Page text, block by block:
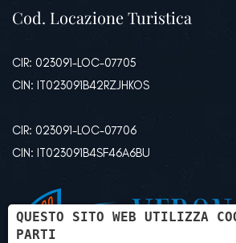
Cod. Locazione Turistica
CIR: 023091-LOC-07705
CIN: IT023091B42RZJHKOS
CIR: 023091-LOC-07706
CIN: IT023091B4SF46A6BU
QUESTO SITO WEB UTILIZZA
PARTI